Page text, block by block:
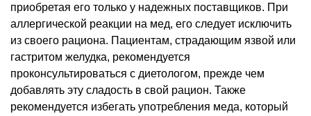
приобретая его только у надежных поставщиков. При
аллергической реакции на мед, его следует исключить
из своего рациона. Пациентам, страдающим язвой или
гастритом желудка, рекомендуется
проконсультироваться с диетологом, прежде чем
добавлять эту сладость в свой рацион. Также
рекомендуется избегать употребления меда, который